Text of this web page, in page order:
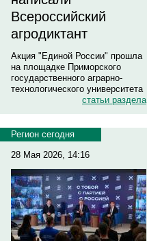
Всероссийский
агродиктант
Акция "Единой России" прошла
на площадке Приморского
государственного аграрно-
технологического университета
статьи раздела
Регион сегодня
28 Мая 2026, 14:16